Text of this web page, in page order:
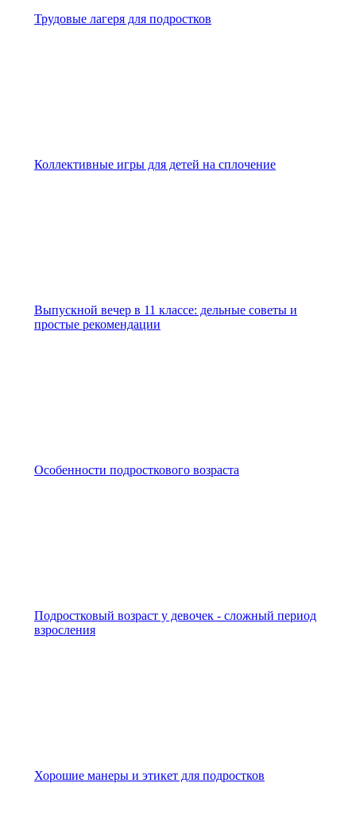
Трудовые лагеря для подростков
Коллективные игры для детей на сплочение
Выпускной вечер в 11 классе: дельные советы и
простые рекомендации
Особенности подросткового возраста
Подростковый возраст у девочек - сложный период
взросления
Хорошие манеры и этикет для подростков